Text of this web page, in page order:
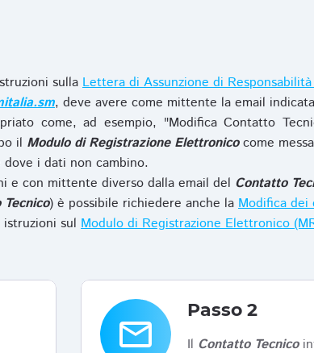
sulla Lettera di Assunzione di
, deve avere come mittente la email
come, ad esempio, "Modifica Contatto
il Modulo di Registrazione Elettronicocome
i dati non cambino.
e con mittente diverso dalla email del Contatto
) è possibile richiedere anche la Modifica dei
sul Modulo di Registrazione Elettronico
email
Passo 2
Il Contatto Tecnico